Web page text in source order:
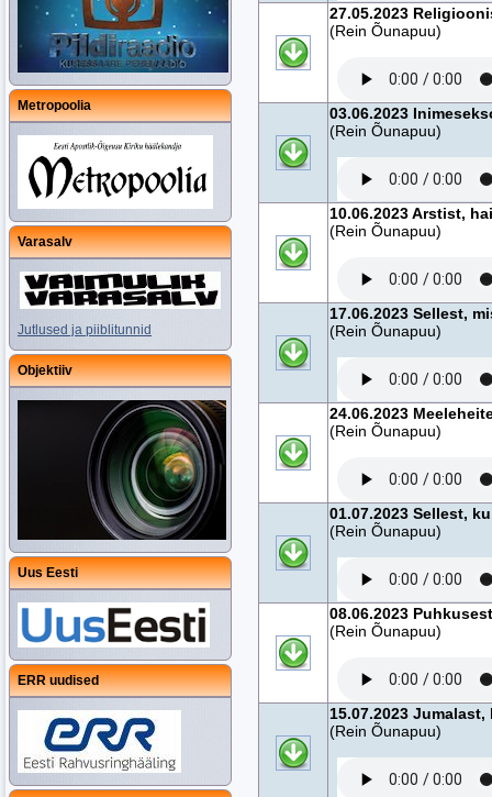
Metropoolia
Varasalv
Jutlused ja piiblitunnid
Objektiiv
Uus Eesti
ERR uudised
27.05.2023
(Rein Õunapuu)
03.06.2023
(Rein Õunapuu)
10.06.2023 Arstist,
(Rein Õunapuu)
17.06.2023 Sellest,
(Rein Õunapuu)
24.06.2023
(Rein Õunapuu)
01.07.2023 Sellest,
(Rein Õunapuu)
08.06.2023
(Rein Õunapuu)
15.07.2023
(Rein Õunapuu)